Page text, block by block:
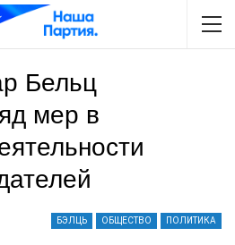
Бельц
мер в
БЭЛЦЬ ОБЩЕСТВО ПОЛИТИКА